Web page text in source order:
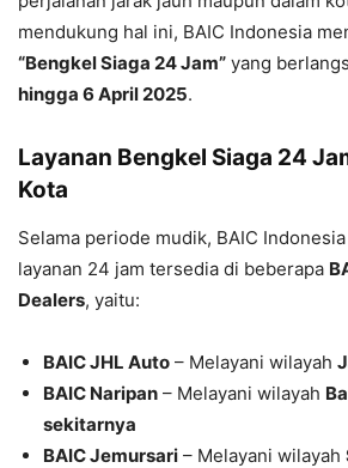
mendukung hal ini, BAIC Indonesia
“Bengkel Siaga 24 Jam” yang
hingga 6 April 2025.
Layanan Bengkel Siaga 24
Kota
Selama periode mudik, BAIC
layanan 24 jam tersedia di beberapa
Dealers, yaitu:
BAIC JHL Auto – Melayani wilayah
BAIC Naripan – Melayani wilayah
sekitarnya
BAIC Jemursari – Melayani wilayah